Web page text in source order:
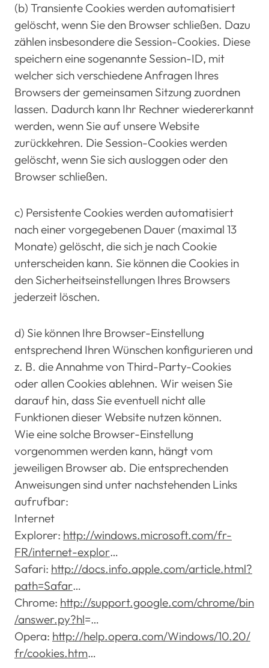
(b) Transiente Cookies werden automatisiert
gelöscht, wenn Sie den Browser schließen. Dazu
zählen insbesondere die Session-Cookies. Diese
speichern eine sogenannte Session-ID, mit
welcher sich verschiedene Anfragen Ihres
Browsers der gemeinsamen Sitzung zuordnen
lassen. Dadurch kann Ihr Rechner wiedererkannt
werden, wenn Sie auf unsere Website
zurückkehren. Die Session-Cookies werden
gelöscht, wenn Sie sich ausloggen oder den
Browser schließen.
c) Persistente Cookies werden automatisiert
nach einer vorgegebenen Dauer (maximal 13
Monate) gelöscht, die sich je nach Cookie
unterscheiden kann. Sie können die Cookies in
den Sicherheitseinstellungen Ihres Browsers
jederzeit löschen.
d) Sie können Ihre Browser-Einstellung
entsprechend Ihren Wünschen konfigurieren und
z. B. die Annahme von Third-Party-Cookies
oder allen Cookies ablehnen. Wir weisen Sie
darauf hin, dass Sie eventuell nicht alle
Funktionen dieser Website nutzen können.
Wie eine solche Browser-Einstellung
vorgenommen werden kann, hängt vom
jeweiligen Browser ab. Die entsprechenden
Anweisungen sind unter nachstehenden Links
aufrufbar:
Internet
Explorer: http://windows.microsoft.com/fr-
FR/internet-explor…
Safari: http://docs.info.apple.com/article.html?
path=Safar…
Chrome: http://support.google.com/chrome/bin
/answer.py?hl=…
Opera: http://help.opera.com/Windows/10.20/
fr/cookies.htm…